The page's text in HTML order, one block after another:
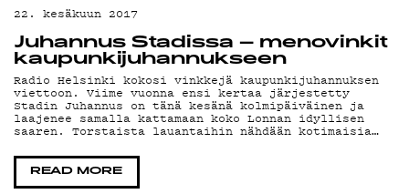
G LIVELAB
YSTÄVÄKLUBI
TIETOSUOJA
KIRJAUDU SISÄÄN
22. kesäkuun 2017
Juhannus Stadissa – menovinkit
kaupunkijuhannukseen
Radio Helsinki kokosi vinkkejä kaupunkijuhannuksen
viettoon. Viime vuonna ensi kertaa järjestetty
Stadin Juhannus on tänä kesänä kolmipäiväinen ja
laajenee samalla kattamaan koko Lonnan idyllisen
saaren. Torstaista lauantaihin nähdään kotimaisia…
READ MORE